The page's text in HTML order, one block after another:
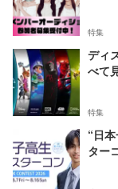
特集
ディ
べて
特集
“日
ター